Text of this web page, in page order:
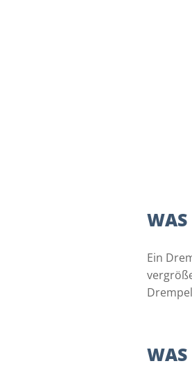
WAS
Ein
WAS